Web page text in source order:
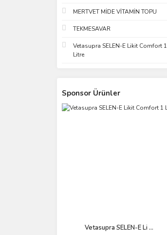
MERTVET MİDE VİTAMİN TOPU
TEKMESAVAR
Vetasupra SELEN-E Likit Comfort 1
Litre
Sponsor Ürünler
Vetasupra SELEN-E Li ...